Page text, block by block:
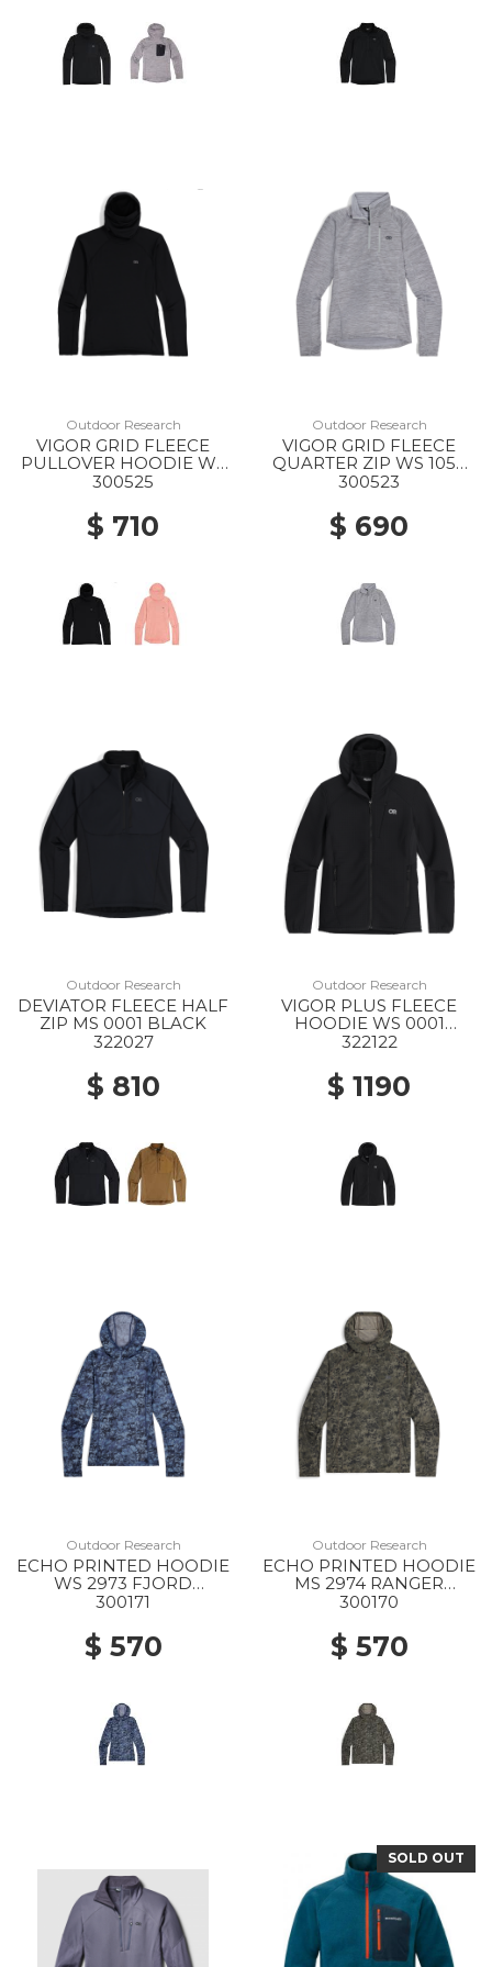
Outdoor Research
VIGOR GRID FLEECE
PULLOVER HOODIE WS
0001 BLACK
300525
$ 710
Outdoor Research
VIGOR GRID FLEECE
QUARTER ZIP WS 1050
GREY HEATHER
300523
$ 690
Outdoor Research
DEVIATOR FLEECE HALF
ZIP MS 0001 BLACK
322027
$ 810
Outdoor Research
VIGOR PLUS FLEECE
HOODIE WS 0001
BLACK
322122
$ 1190
Outdoor Research
ECHO PRINTED HOODIE
WS 2973 FJORD
GRANITE PRINT
300171
$ 570
Outdoor Research
ECHO PRINTED HOODIE
MS 2974 RANGER
GREEN GRANITE PRINT
300170
$ 570
SOLD OUT